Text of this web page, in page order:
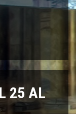
25 AL